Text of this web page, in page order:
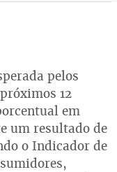
pelos
12
em
um resultado de
o Indicador de